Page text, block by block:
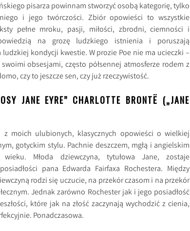
pisarza powinnam stworzyć osobą kategorię, tylko
i jego twórczości. Zbiór opowieści to wszystkie
pełne mroku, pasji, miłości, zbrodni, ciemności i
na grozę ludzkiego istnienia i poruszają
kondycji kwestie. W prozie Poe nie ma ucieczki –
obsesjami, często półsennej atmosferze rodem z
czy to jeszcze sen, czy już rzeczywistość.
JANE EYRE” CHARLOTTE BRONTË („JANE
z moich ulubionych, klasycznych opowieści o wielkiej
gotyckim stylu. Pachnie deszczem, mgłą i angielskim
wieku. Młoda dziewczyna, tytułowa Jane, zostaje
pana Edwarda Fairfaxa Rochestera. Między
rodzi się uczucie, na przekór czasom i na przekór
Jednak zarówno Rochester jak i jego posiadłość
które jak na złość zaczynają wychodzić z cienia,
Ponadczasowa.